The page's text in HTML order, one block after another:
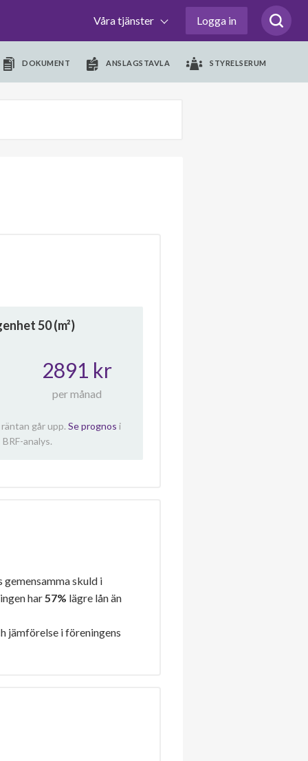
Våra tjänster Logga in
DOKUMENT ANSLAGSTAVLA STYRELSERUM
50(m²)
2891 kr
per månad
går upp. Se prognos i
analys.
gemensamma skuld i
har57% lägre lån än
jämförelse i föreningens